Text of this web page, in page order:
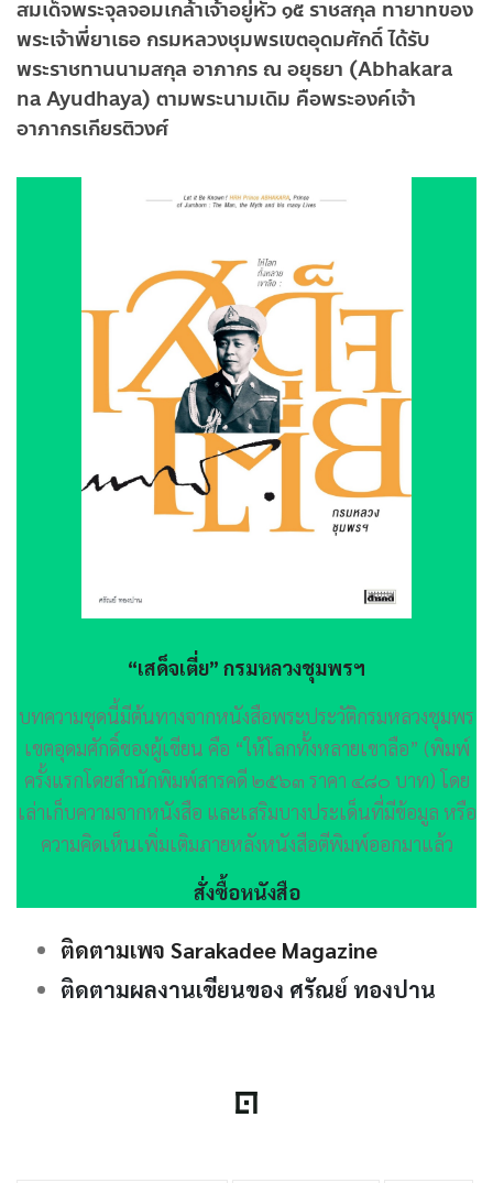
สมเด็จพระจุลจอมเกล้าเจ้าอยู่หัว ๑๕ ราชสกุล ทายาทของ
พระเจ้าพี่ยาเธอ กรมหลวงชุมพรเขตอุดมศักดิ์ ได้รับ
พระราชทานนามสกุล อาภากร ณ อยุธยา (Abhakara
na Ayudhaya) ตามพระนามเดิม คือพระองค์เจ้า
อาภากรเกียรติวงศ์
“เสด็จเตี่ย” กรมหลวงชุมพรฯ
บทความชุดนี้มีต้นทางจากหนังสือพระประวัติกรมหลวงชุมพร
เขตอุดมศักดิ์ของผู้เขียน คือ “ให้โลกทั้งหลายเขาลือ” (พิมพ์
ครั้งแรกโดยสำนักพิมพ์สารคดี ๒๕๖๓ ราคา ๔๘๐ บาท) โดย
เล่าเก็บความจากหนังสือ และเสริมบางประเด็นที่มีข้อมูล หรือ
ความคิดเห็นเพิ่มเติมภายหลังหนังสือตีพิมพ์ออกมาแล้ว
สั่งซื้อหนังสือ
ติดตามเพจ Sarakadee Magazine
ติดตามผลงานเขียนของ ศรัณย์ ทองปาน